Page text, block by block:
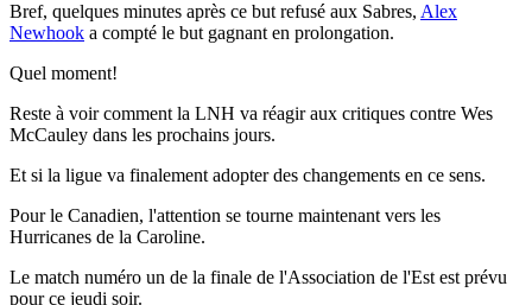
Bref, quelques minutes après ce but refusé aux Sabres, Alex
Newhook a compté le but gagnant en prolongation.
Quel moment!
Reste à voir comment la LNH va réagir aux critiques contre Wes
McCauley dans les prochains jours.
Et si la ligue va finalement adopter des changements en ce sens.
Pour le Canadien, l'attention se tourne maintenant vers les
Hurricanes de la Caroline.
Le match numéro un de la finale de l'Association de l'Est est prévu
pour ce jeudi soir.